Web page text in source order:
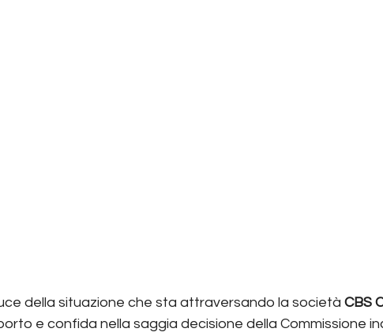
della situazione che sta attraversando la società CBS
e confida nella saggia decisione della Commissione